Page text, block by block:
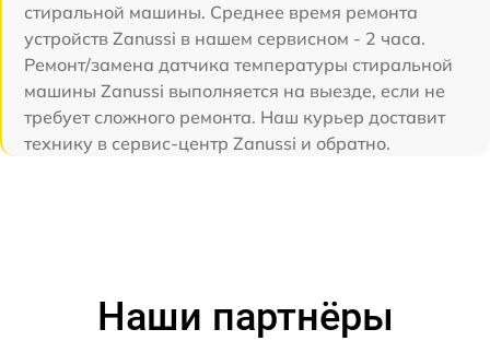
стиральной машины. Среднее время ремонта
устройств Zanussi в нашем сервисном - 2 часа.
Ремонт/замена датчика температуры стиральной
машины Zanussi выполняется на выезде, если не
требует сложного ремонта. Наш курьер доставит
технику в сервис-центр Zanussi и обратно.
Наши партнёры